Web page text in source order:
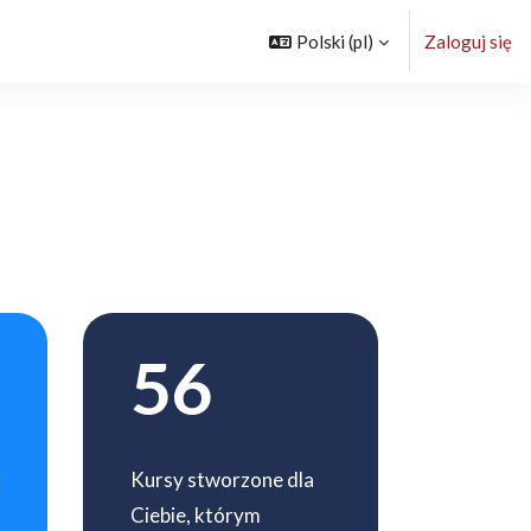
Polski ‎(pl)‎ Zaloguj się
56
Kursy stworzone dla
Ciebie, którym